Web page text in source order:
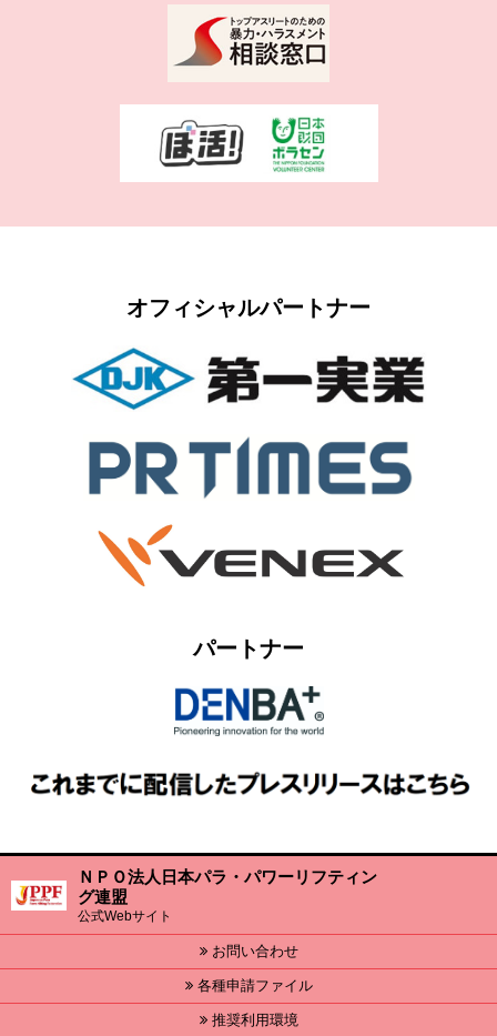
オフィシャルパートナー
パートナー
ＮＰＯ法人日本パラ・パワーリフティン
グ連盟
公式Webサイト
お問い合わせ
各種申請ファイル
推奨利用環境